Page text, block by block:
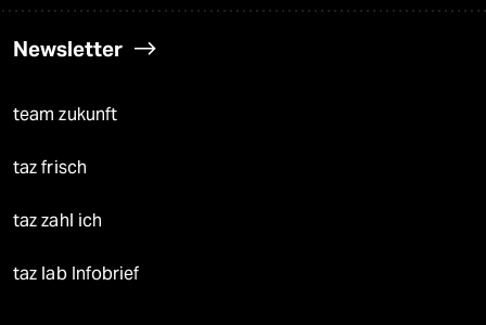
Newsletter
team zukunft
taz frisch
taz zahl ich
taz lab Infobrief